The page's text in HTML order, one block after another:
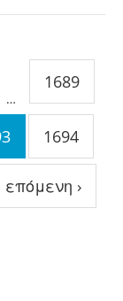
…
1689
1694
επόμενη ›